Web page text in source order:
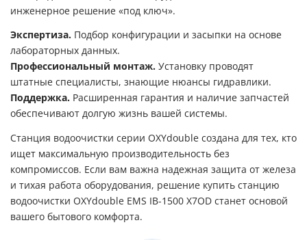
инженерное решение «под ключ».
Экспертиза. Подбор конфигурации и засыпки на основе
лабораторных данных.
Профессиональный монтаж. Установку проводят
штатные специалисты, знающие нюансы гидравлики.
Поддержка. Расширенная гарантия и наличие запчастей
обеспечивают долгую жизнь вашей системы.
Станция водоочистки серии OXYdouble создана для тех, кто
ищет максимальную производительность без
компромиссов. Если вам важна надежная защита от железа
и тихая работа оборудования, решение купить станцию
водоочистки OXYdouble EMS IB-1500 X7OD станет основой
вашего бытового комфорта.